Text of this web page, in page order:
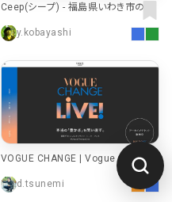
Ceep(シープ) - 福島県いわき市のW
y.kobayashi
VOGUE CHANGE | Vogue Japan
d.tsunemi